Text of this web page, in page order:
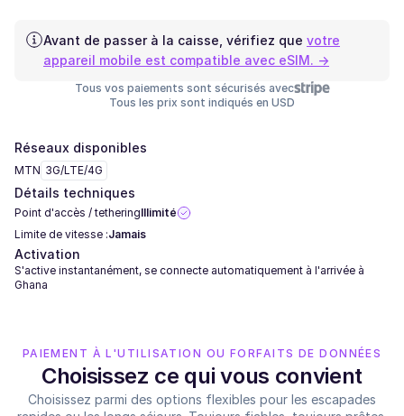
Avant de passer à la caisse, vérifiez que votre
appareil mobile est compatible avec eSIM. →
Tous vos paiements sont sécurisés avec
Tous les prix sont indiqués en USD
Réseaux disponibles
MTN 3G/LTE/4G
Détails techniques
Point d'accès / tetheringIllimité
Limite de vitesse :Jamais
Activation
S'active instantanément, se connecte automatiquement à l'arrivée à
Ghana
PAIEMENT À L'UTILISATION OU FORFAITS DE DONNÉES
Choisissez ce qui vous convient
Choisissez parmi des options flexibles pour les escapades